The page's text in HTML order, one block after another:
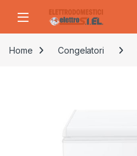
Home Congelatori